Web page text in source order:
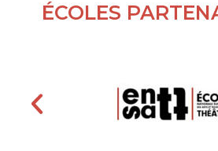
ÉCOLES